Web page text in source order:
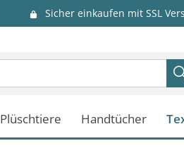
Sicher einkaufen mit SSL
Plüschtiere Handtücher